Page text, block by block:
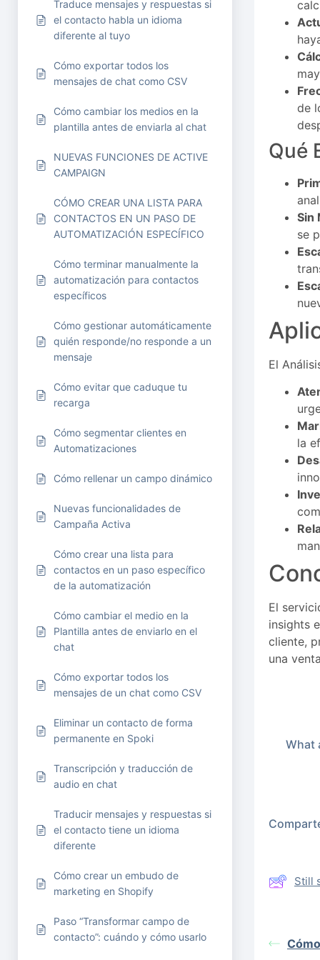
Traduce mensajes y respuestas si
el contacto habla un idioma
diferente al tuyo
Cómo exportar todos los
mensajes de chat como CSV
Cómo cambiar los medios en la
plantilla antes de enviarla al chat
NUEVAS FUNCIONES DE ACTIVE
CAMPAIGN
CÓMO CREAR UNA LISTA PARA
CONTACTOS EN UN PASO DE
AUTOMATIZACIÓN ESPECÍFICO
Cómo terminar manualmente la
automatización para contactos
específicos
Cómo gestionar automáticamente
quién responde/no responde a un
mensaje
Cómo evitar que caduque tu
recarga
Cómo segmentar clientes en
Automatizaciones
Cómo rellenar un campo dinámico
Nuevas funcionalidades de
Campaña Activa
Cómo crear una lista para
contactos en un paso específico
de la automatización
Cómo cambiar el medio en la
Plantilla antes de enviarlo en el
chat
Cómo exportar todos los
mensajes de un chat como CSV
Eliminar un contacto de forma
permanente en Spoki
Transcripción y traducción de
audio en chat
Traducir mensajes y respuestas si
el contacto tiene un idioma
diferente
Cómo crear un embudo de
marketing en Shopify
Paso “Transformar campo de
contacto”: cuándo y cómo usarlo
de
Qué
Sin
se
El
la
El
insights
cliente,
una
What
Still